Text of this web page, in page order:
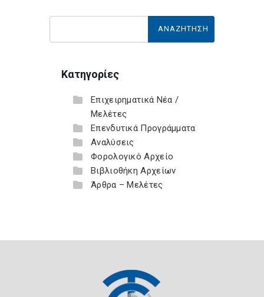
Κατηγορίες
Επιχειρηματικά Νέα /
Μελέτες
Επενδυτικά Προγράμματα
Αναλύσεις
Φορολογικό Αρχείο
Βιβλιοθήκη Αρχείων
Άρθρα – Μελέτες